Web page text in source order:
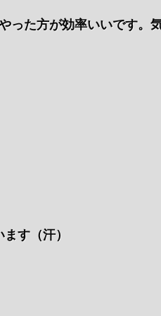
った方が効率いいです。
す（汗）